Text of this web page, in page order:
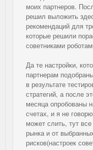
моих партнеров.
решил выложить
рекомендаций для
которые решили
советниками
Да те настройки,
партнерам
в результате
стратегий, а после
месяца опробованы
счетах, и я не
может слить, тут все
рынка и от
рисков(настроек